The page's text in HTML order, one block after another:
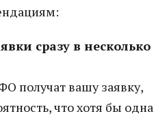
сразу в несколько
получат вашу заявку,
что хотя бы одна